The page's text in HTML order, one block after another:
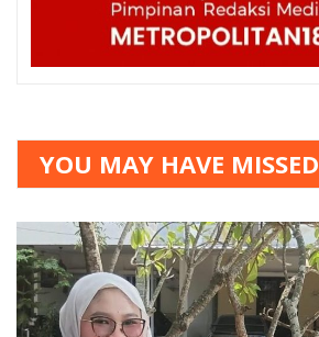
YOU MAY HAVE MISSED